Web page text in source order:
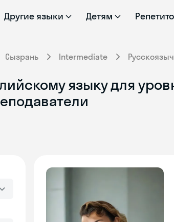
Другие языки Детям
Сызрань Intermediate
языку для